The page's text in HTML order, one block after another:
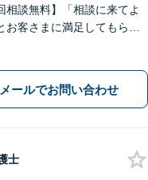
相談無料】「相談に来てよ
お客さまに満足してもらう
ヒアリングで皆様のお気持
います。
メールでお問い合わせ
士